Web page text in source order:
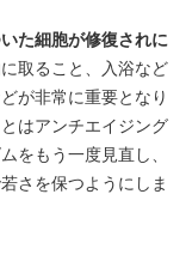
た細胞が修復されに
取ること、入浴など
が非常に重要となり
はアンチエイジング
をもう一度見直し、
さを保つようにしま